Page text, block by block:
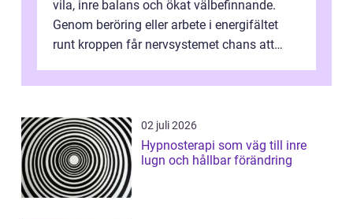
vila, inre balans och ökat välbefinnande.
Genom beröring eller arbete i energifältet
runt kroppen får nervsystemet chans att
02 juli 2026
Hypnosterapi som väg till inre
lugn och hållbar förändring